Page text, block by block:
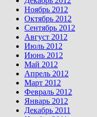
Ноябрь 2012
Октябрь 2012
Сентябрь 2012
Август 2012
Июль 2012
Июнь 2012
Май 2012
Апрель 2012
Март 2012
Февраль 2012
Январь 2012
Декабрь 2011